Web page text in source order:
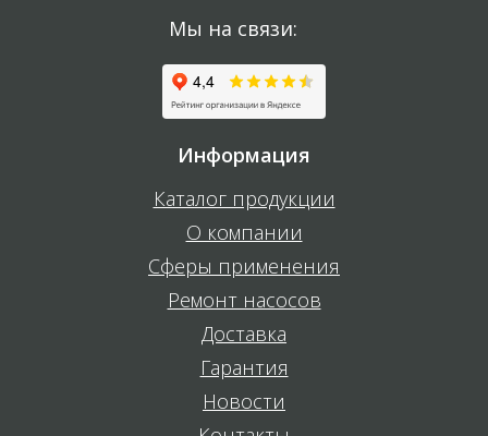
Мы на связи:
Информация
Каталог продукции
О компании
Сферы применения
Ремонт насосов
Доставка
Гарантия
Новости